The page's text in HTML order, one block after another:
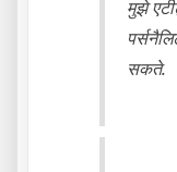
मुझे
सकते.